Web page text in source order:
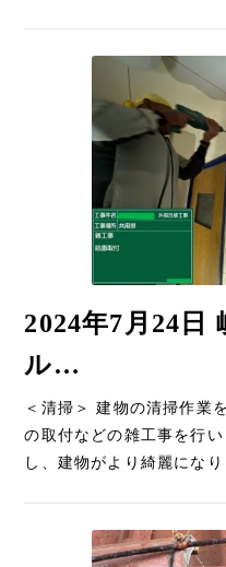
2024年7月24日
ル…
＜清掃＞ 建物の清掃作業
の取付などの雑工事を行
し、建物がより綺麗になり